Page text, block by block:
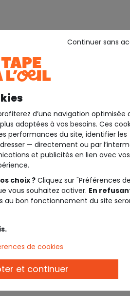
Ref. 94123_01829
Faites fondre votre cœur
reste de notre collection
d’une navigation optimisée
adaptées à vos besoins. Ces
performances du site, identifier les
— directement ou par
et publicités en lien avec
choix ? Cliquez sur "Préférences de
vous souhaitez activer. En
au bon fonctionnement du site
Continuer sans
de cookies
et continuer